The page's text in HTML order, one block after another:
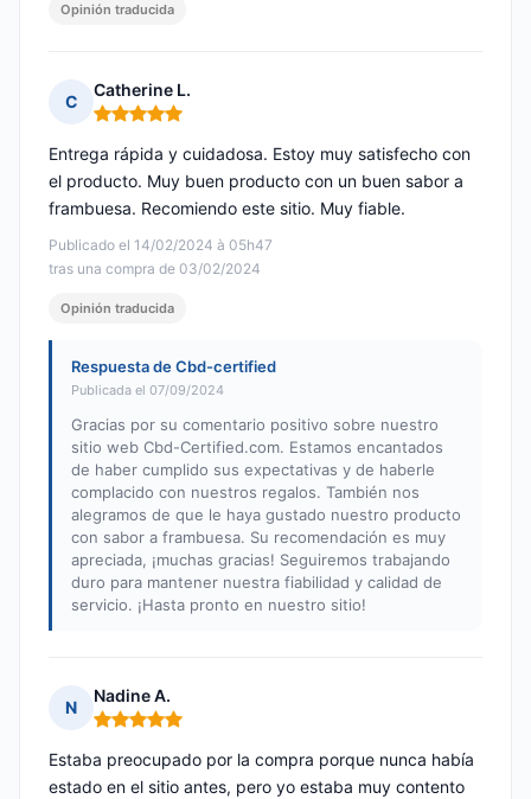
Opinión traducida
C
Catherine L.
Nota: 5 de 5
Publicado el 14/02/2024 à 05h47
tras una compra de 03/02/2024
Entrega rápida y cuidadosa. Estoy muy satisfecho con
el producto. Muy buen producto con un buen sabor a
frambuesa. Recomiendo este sitio. Muy fiable.
Opinión traducida
Respuesta de Cbd-certified
Publicada el 07/09/2024
Gracias por su comentario positivo sobre nuestro
sitio web Cbd-Certified.com. Estamos encantados
de haber cumplido sus expectativas y de haberle
complacido con nuestros regalos. También nos
alegramos de que le haya gustado nuestro producto
con sabor a frambuesa. Su recomendación es muy
apreciada, ¡muchas gracias! Seguiremos trabajando
duro para mantener nuestra fiabilidad y calidad de
servicio. ¡Hasta pronto en nuestro sitio!
N
Nadine A.
Nota: 5 de 5
Estaba preocupado por la compra porque nunca había
estado en el sitio antes, pero yo estaba muy contento